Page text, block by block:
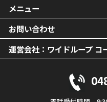
メニュー
お問い合わせ
運営会社：ワイドループ コ